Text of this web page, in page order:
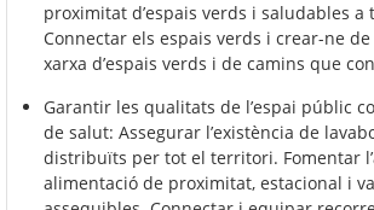
proximitat d’espais verds i saludables a
Connectar els espais verds i crear-ne
xarxa d’espais verds i de camins que
Garantir les qualitats de l’espai públic
de salut: Assegurar l’existència de
distribuïts per tot el territori. Fomentar
alimentació de proximitat, estacional i